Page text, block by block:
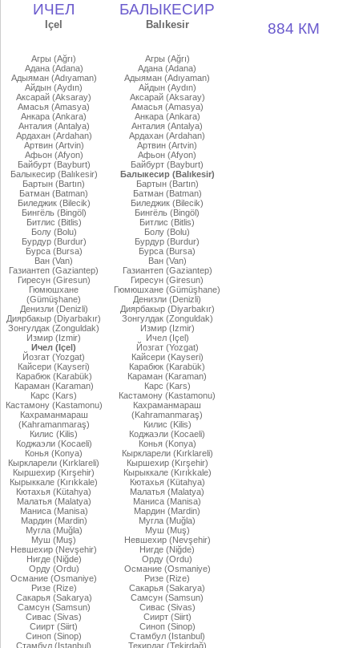
ИЧЕЛ
Içel
БАЛЫКЕСИР
Balıkesir 884 КМ
Агры (Ağrı)
Адана (Adana)
Адыяман (Adıyaman)
Айдын (Aydın)
Аксарай (Aksaray)
Амасья (Amasya)
Анкара (Ankara)
Анталия (Antalya)
Ардахан (Ardahan)
Артвин (Artvin)
Афьон (Afyon)
Байбурт (Bayburt)
Балыкесир (Balıkesir)
Бартын (Bartın)
Батман (Batman)
Биледжик (Bilecik)
Бингёль (Bingöl)
Битлис (Bitlis)
Болу (Bolu)
Бурдур (Burdur)
Бурса (Bursa)
Ван (Van)
Газиантеп (Gaziantep)
Гиресун (Giresun)
Гюмюшхане
(Gümüşhane)
Денизли (Denizli)
Диярбакыр (Diyarbakır)
Зонгулдак (Zonguldak)
Измир (Izmir)
Ичел (Içel)
Йозгат (Yozgat)
Кайсери (Kayseri)
Карабюк (Karabük)
Караман (Karaman)
Карс (Kars)
Кастамону (Kastamonu)
Кахраманмараш
(Kahramanmaraş)
Килис (Kilis)
Коджаэли (Kocaeli)
Конья (Konya)
Кыркларели (Kırklareli)
Кыршехир (Kırşehir)
Кырыккале (Kırıkkale)
Кютахья (Kütahya)
Малатья (Malatya)
Маниса (Manisa)
Мардин (Mardin)
Мугла (Muğla)
Муш (Muş)
Невшехир (Nevşehir)
Нигде (Niğde)
Орду (Ordu)
Османие (Osmaniye)
Ризе (Rize)
Сакарья (Sakarya)
Самсун (Samsun)
Сивас (Sivas)
Сиирт (Siirt)
Синоп (Sinop)
Стамбул (Istanbul)
Агры (Ağrı)
Адана (Adana)
Адыяман (Adıyaman)
Айдын (Aydın)
Аксарай (Aksaray)
Амасья (Amasya)
Анкара (Ankara)
Анталия (Antalya)
Ардахан (Ardahan)
Артвин (Artvin)
Афьон (Afyon)
Байбурт (Bayburt)
Балыкесир (Balıkesir)
Бартын (Bartın)
Батман (Batman)
Биледжик (Bilecik)
Бингёль (Bingöl)
Битлис (Bitlis)
Болу (Bolu)
Бурдур (Burdur)
Бурса (Bursa)
Ван (Van)
Газиантеп (Gaziantep)
Гиресун (Giresun)
Гюмюшхане (Gümüşhane)
Денизли (Denizli)
Диярбакыр (Diyarbakır)
Зонгулдак (Zonguldak)
Измир (Izmir)
Ичел (Içel)
Йозгат (Yozgat)
Кайсери (Kayseri)
Карабюк (Karabük)
Караман (Karaman)
Карс (Kars)
Кастамону (Kastamonu)
Кахраманмараш
(Kahramanmaraş)
Килис (Kilis)
Коджаэли (Kocaeli)
Конья (Konya)
Кыркларели (Kırklareli)
Кыршехир (Kırşehir)
Кырыккале (Kırıkkale)
Кютахья (Kütahya)
Малатья (Malatya)
Маниса (Manisa)
Мардин (Mardin)
Мугла (Muğla)
Муш (Muş)
Невшехир (Nevşehir)
Нигде (Niğde)
Орду (Ordu)
Османие (Osmaniye)
Ризе (Rize)
Сакарья (Sakarya)
Самсун (Samsun)
Сивас (Sivas)
Сиирт (Siirt)
Синоп (Sinop)
Стамбул (Istanbul)
Текирдаг (Tekirdağ)